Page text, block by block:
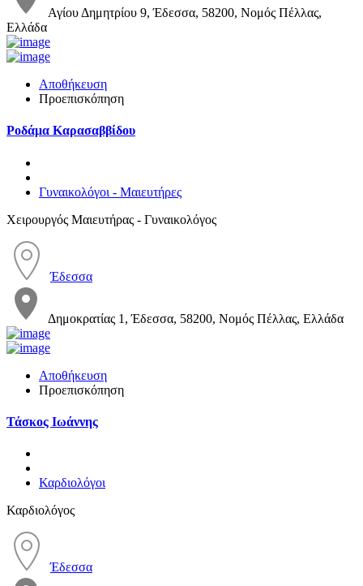
Αγίου Δημητρίου 9, Έδεσσα, 58200, Νομός Πέλλας,
Ελλάδα
Αποθήκευση
Προεπισκόπηση
Ροδάμα Καρασαββίδου
Γυναικολόγοι - Μαιευτήρες
Χειρουργός Μαιευτήρας - Γυναικολόγος
Έδεσσα
Δημοκρατίας 1, Έδεσσα, 58200, Νομός Πέλλας, Ελλάδα
Αποθήκευση
Προεπισκόπηση
Τάσκος Ιωάννης
Καρδιολόγοι
Καρδιολόγος
Έδεσσα